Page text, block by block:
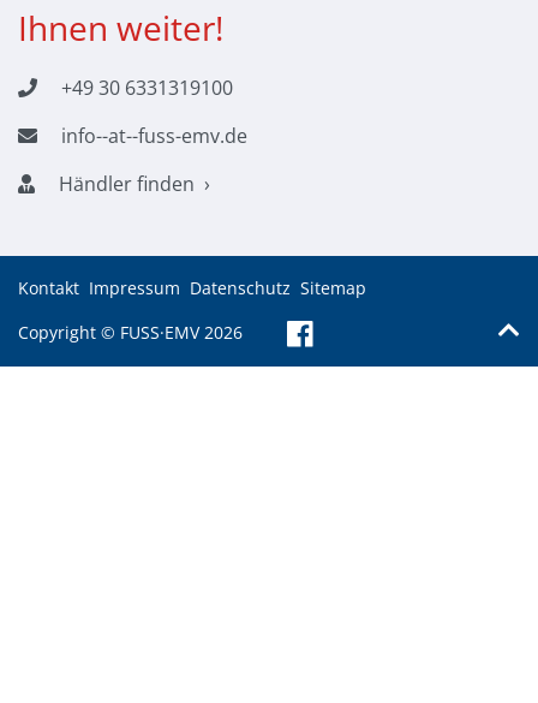
Ihnen weiter!
+49 30 6331319100
Händler finden
info--at--fuss-emv.de
Copyright © FUSS·EMV 2026
Kontakt Impressum Datenschutz Sitemap